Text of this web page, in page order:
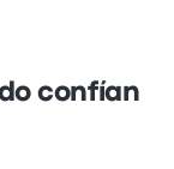
confían